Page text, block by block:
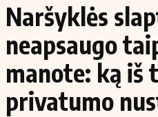
Aplinka
Energetika
Ekonomika
Politika
Naršyklės
neapsaugo
manote: ką iš
privatumo